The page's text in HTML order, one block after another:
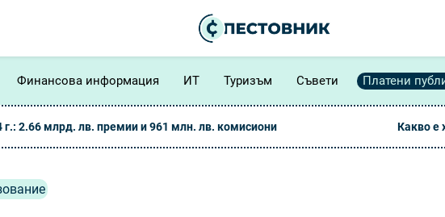
Финансова информация ИТ Туризъм Съвети Платени
г.: 2.66 млрд. лв. премии и 961 млн. лв. комисиони Какво е